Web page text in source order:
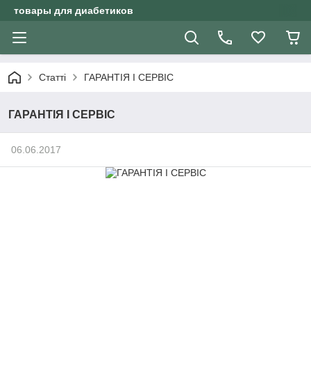
товары для диабетиков
Статті ГАРАНТІЯ І СЕРВІС
ГАРАНТІЯ І СЕРВІС
06.06.2017